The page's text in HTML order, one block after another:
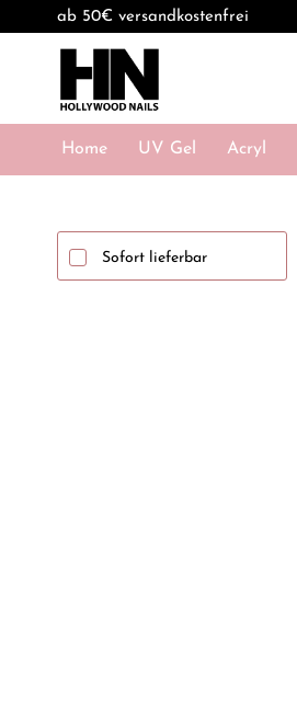
ab 50€ versandkostenfrei
Home UV Gel Acryl
Sofort lieferbar